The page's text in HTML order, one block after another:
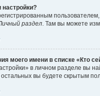
настройки?
раздел. Там вы можете
моего имени в списке «Кто
в личном разделе вы
вы будете скрытым